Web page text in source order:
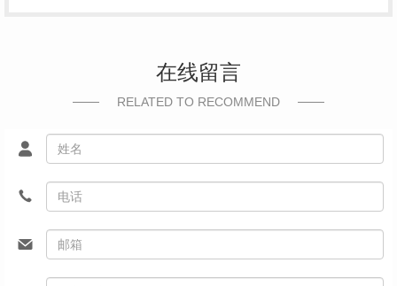
在线留言
RELATED TO RECOMMEND